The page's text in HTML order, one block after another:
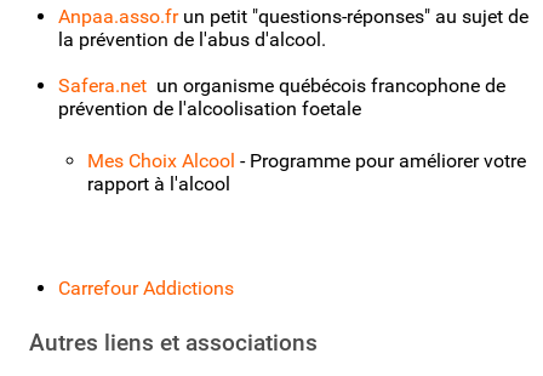
Anpaa.asso.frun petit "questions-réponses" au sujet de
la prévention de l'abus d'alcool.
Safera.net un organisme québécois francophone de
prévention de l'alcoolisation foetale
Mes Choix Alcool - Programme pour améliorer votre
rapport à l'alcool
Carrefour Addictions
Autres liens et associations